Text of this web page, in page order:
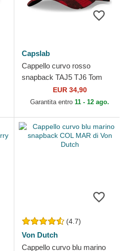
Capslab
Cappello curvo rosso
snapback TAJ5 TJ6 Tom
Looney Tunes di Capslab
EUR 34,90
Garantita entro 11 - 12 ago.
(4.7)
Von Dutch
Cappello curvo blu marino